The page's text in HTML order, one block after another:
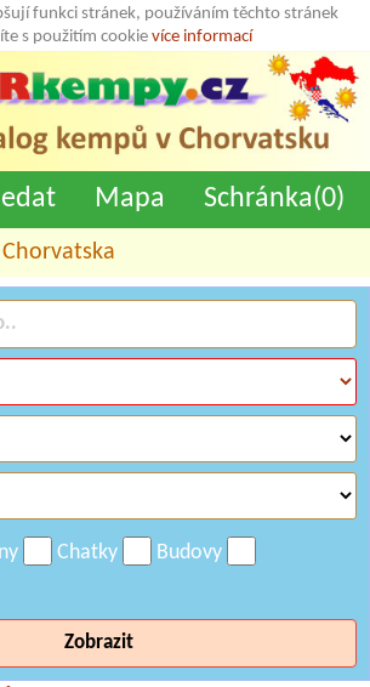
funkci stránek, používáním těchto stránek
s použitím cookie více informací
Mapa Schránka(0)
Chatky
Budovy
Zobrazit